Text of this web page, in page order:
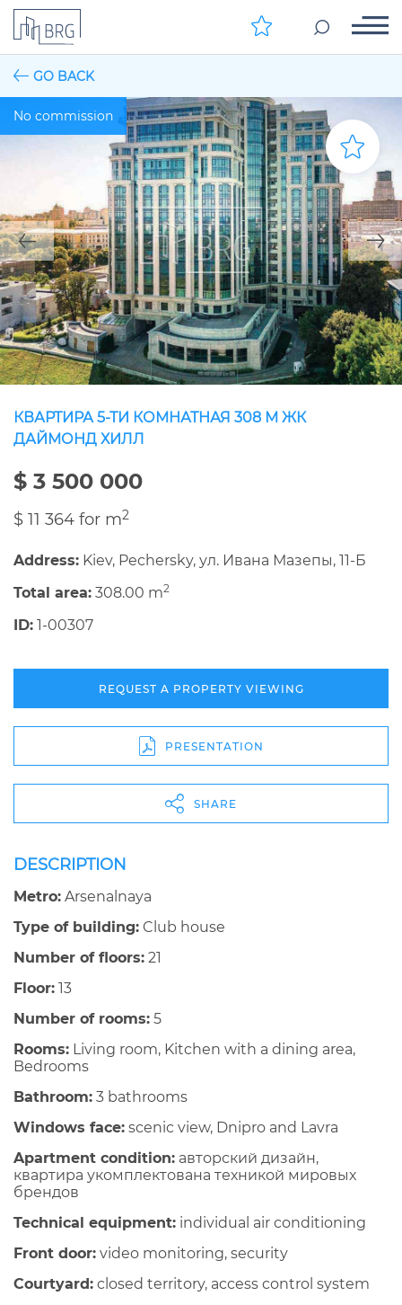
GO BACK
No commission
КВАРТИРА 5-ТИ КОМНАТНАЯ 308 М ЖК
ДАЙМОНД ХИЛЛ
$ 3 500 000
$ 11 364 for m2
Address: Kiev, Pechersky, ул. Ивана Мазепы, 11-Б
Total area: 308.00 m2
ID: 1-00307
REQUEST A PROPERTY VIEWING
PRESENTATION
SHARE
DESCRIPTION
Metro: Arsenalnaya
Type of building: Club house
Number of floors: 21
Floor: 13
Number of rooms: 5
Rooms: Living room, Kitchen with a dining area,
Bedrooms
Bathroom: 3 bathrooms
Windows face: scenic view, Dnipro and Lavra
Apartment condition: авторский дизайн,
квартира укомплектована техникой мировых
брендов
Technical equipment: individual air conditioning
Front door: video monitoring, security
Courtyard: closed territory, access control system